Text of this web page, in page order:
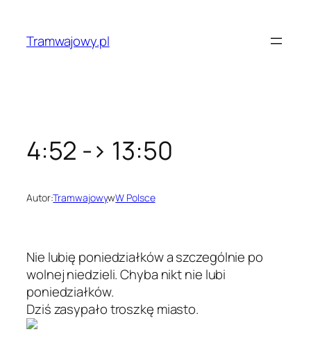
treściTramwajowy.pl
4:52 -> 13:50
Autor:TramwajowywW Polsce
Nie lubię poniedziałków a szczególnie po
wolnej niedzieli. Chyba nikt nie lubi
poniedziałków.
Dziś zasypało troszkę miasto.